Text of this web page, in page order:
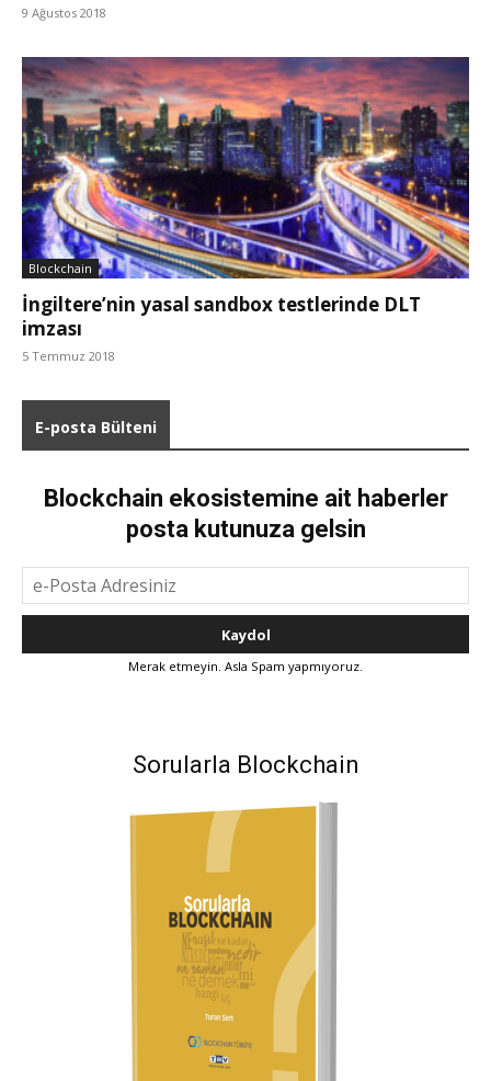
9 Ağustos 2018
Blockchain
İngiltere’nin yasal sandbox testlerinde DLT
imzası
5 Temmuz 2018
E-posta Bülteni
Blockchain ekosistemine ait haberler
posta kutunuza gelsin
Merak etmeyin. Asla Spam yapmıyoruz.
Sorularla Blockchain